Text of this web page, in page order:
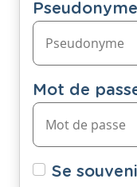
Mot de
Se